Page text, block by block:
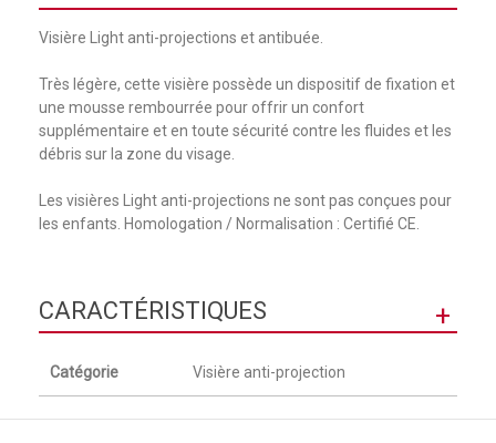
Visière Light anti-projections et antibuée.
Très légère, cette visière possède un dispositif de fixation et
une mousse rembourrée pour offrir un confort
supplémentaire et en toute sécurité contre les fluides et les
débris sur la zone du visage.
Les visières Light anti-projections ne sont pas conçues pour
les enfants. Homologation / Normalisation : Certifié CE.
CARACTÉRISTIQUES +
Catégorie Visière anti-projection